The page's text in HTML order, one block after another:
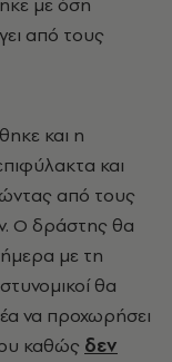
από τους
και η
και
από τους
Ο δράστης θα
με τη
θα
να προχωρήσει
καθώς δεν